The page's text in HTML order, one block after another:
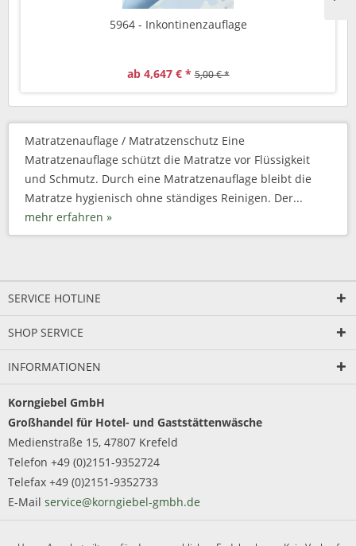
5964 - Inkontinenzauflage
ab 4,647 € * 5,00 € *
Matratzenauflage / Matratzenschutz Eine
Matratzenauflage schützt die Matratze vor Flüssigkeit
und Schmutz. Durch eine Matratzenauflage bleibt die
Matratze hygienisch ohne ständiges Reinigen. Der...
mehr erfahren »
SERVICE HOTLINE
SHOP SERVICE
INFORMATIONEN
Korngiebel GmbH
Großhandel für Hotel- und Gaststättenwäsche
Medienstraße 15, 47807 Krefeld
Telefon +49 (0)2151-9352724
Telefax +49 (0)2151-9352733
E-Mail service@korngiebel-gmbh.de